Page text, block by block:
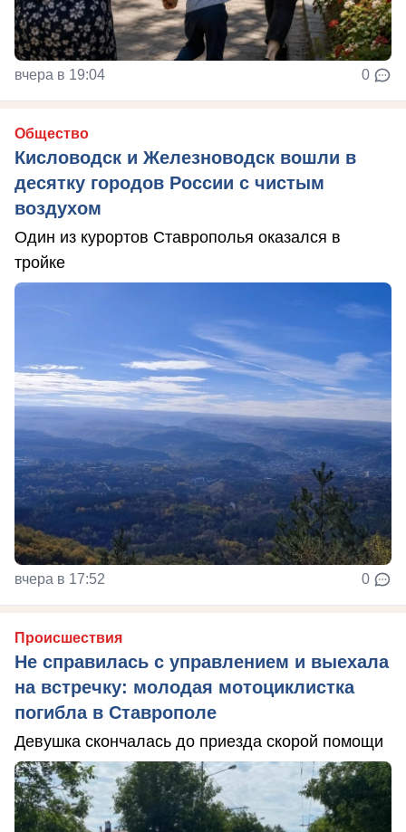
вчера в 19:04 0
Общество
Кисловодск и Железноводск вошли в
десятку городов России с чистым
воздухом
Один из курортов Ставрополья оказался в
тройке
вчера в 17:52 0
Происшествия
Не справилась с управлением и выехала
на встречку: молодая мотоциклистка
погибла в Ставрополе
Девушка скончалась до приезда скорой помощи